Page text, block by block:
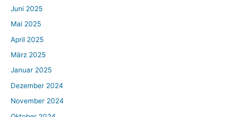
Juni 2025
Mai 2025
April 2025
März 2025
Januar 2025
Dezember 2024
November 2024